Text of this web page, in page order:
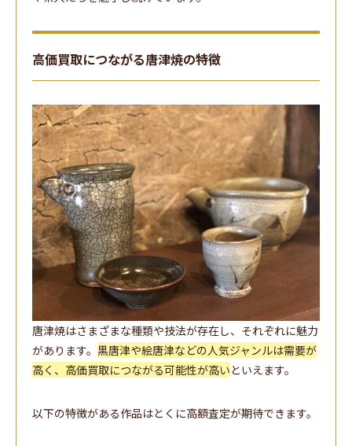
高価買取につながる唐津焼の特徴
唐津焼はさまざまな種類や技法が存在し、それぞれに魅力
があります。 黒唐津や絵唐津などの人気ジャンルは需要が
高く、高価買取につながる可能性が高いといえます。
以下の特徴がある作品はとくに高額査定が期待できます。